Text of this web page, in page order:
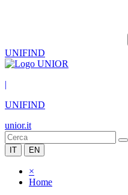
UNIFIND
|
UNIFIND
unior.it
IT EN
×
Home